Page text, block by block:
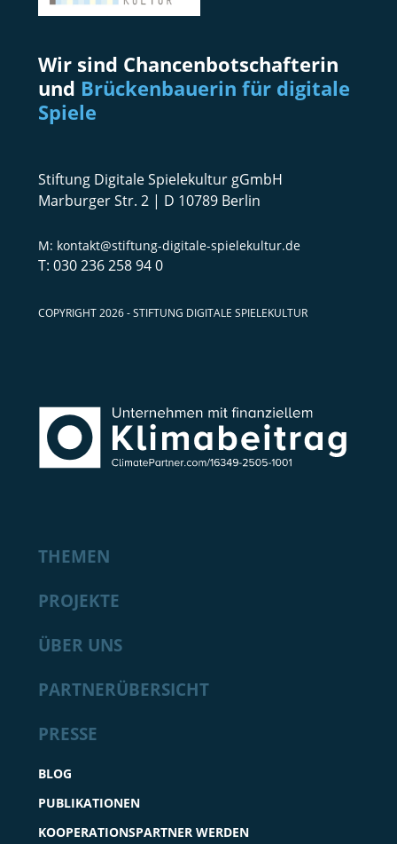
Wir sind Chancenbotschafterin
und Brückenbauerin für digitale
Spiele
Stiftung Digitale Spielekultur gGmbH
Marburger Str. 2 | D 10789 Berlin
kontakt@stiftung-digitale-spielekultur.de
030 236 258 94 0
COPYRIGHT 2026 - STIFTUNG DIGITALE SPIELEKULTUR
THEMEN
PROJEKTE
ÜBER UNS
PARTNERÜBERSICHT
PRESSE
BLOG
PUBLIKATIONEN
KOOPERATIONSPARTNER WERDEN